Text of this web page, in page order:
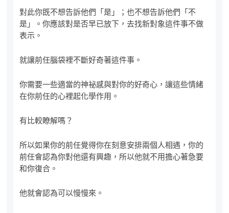
對此你既不想告訴他們「是」；也不想告訴他們「不
是」。你應該對是否早已放下，去找新對象這件事不做
表示。
就讓前任腦袋裡不斷好奇著這件事。
你需要一些適當的神祕感與對你的好奇心，讓這些情緒
在你前任的心裡起化學作用。
有比較瞭解嗎？
所以如果你的前任覺得你在刻意安排兩個人相遇，你的
前任會認為你對他還有興趣，所以他就不用擔心著急要
和你復合。
他就會認為可以慢慢來。